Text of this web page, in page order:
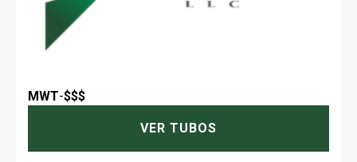
MWT-$$$
VER TUBOS